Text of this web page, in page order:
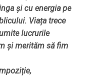
și cu energia pe
Viața trece
lucrurile
și merităm să fim